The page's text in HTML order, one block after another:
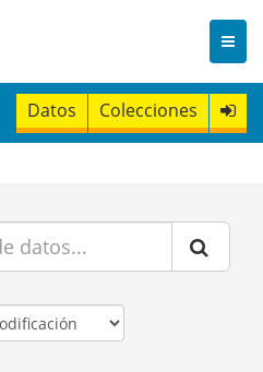
Datos Colecciones